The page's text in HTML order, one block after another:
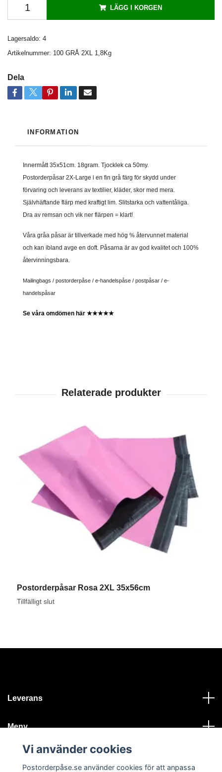
LÄGG I KORGEN
Lagersaldo: 4
Artikelnummer: 100 GRÅ 2XL 1,8Kg
Dela
INFORMATION
Innermått 35x51cm. 18gram. Tjocklek ca 50my.
Postorderpåsar 2X-Large i en fin grå färg för skydd under
förvaring och leverans av textilier, kläder, skor med mera.
Självhäftande flärp med kraftigt lim. Slitstarka och vattentåliga.
Dra av remsan och vik ner flärpen = klart!
Våra gråa påsar är tillverkade med hög % återvunnet material
och kan ibland avge en doft. Påsarna är av god kvalitet och 100%
återvinningsbara.
Mailingbags / postorderpåse / e-handelspåse / postpåsar / e-
handelspåsar
Se våra omdömen här ★★★★★
Postorderpåsar Rosa 2XL 35x56cm
Tillfälligt slut
Leverans
Meny
Kontakt
Vi använder cookies
Postorderpåse.se använder cookies för att anpassa